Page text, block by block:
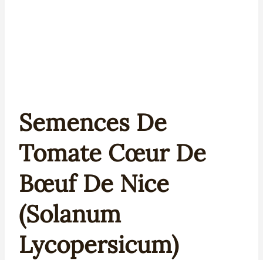
Semences De
Tomate Cœur De
Bœuf De Nice
(Solanum
Lycopersicum)